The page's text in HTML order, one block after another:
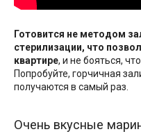
Готовится не методом
стерилизации, что
квартире, и не бояться,
Попробуйте, горчичная
получаются в самый раз.
Очень вкусные